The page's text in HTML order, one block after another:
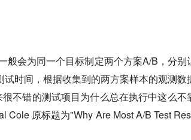
般会为同一个目标制定两个方案A/B，分别
时间，根据收集到的两方案样本的观测数
不错的测试项目为什么总在执行中这么不
Cole 原标题为"Why Are Most A/B Test